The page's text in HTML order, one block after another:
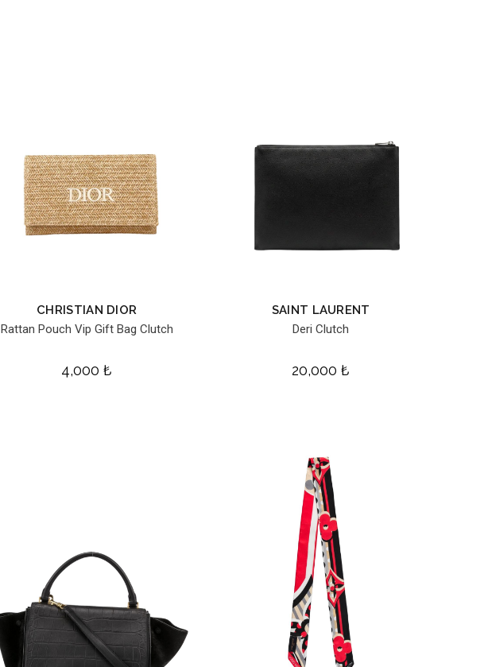
CHRISTIAN DIOR
Rattan Pouch Vip Gift Bag Clutch
4,000₺
SAINT LAURENT
Deri Clutch
20,000₺